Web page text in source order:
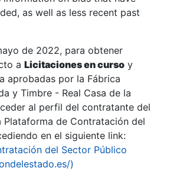
as well as less recent past
de 2022, para obtener
a Licitaciones en curso y
aprobadas por la Fábrica
y Timbre - Real Casa de la
al perfil del contratante del
Plataforma de Contratación del
en el siguiente link:
del Sector Público
)